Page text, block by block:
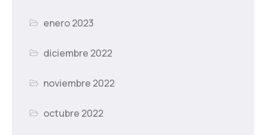
enero 2023
diciembre 2022
noviembre 2022
octubre 2022